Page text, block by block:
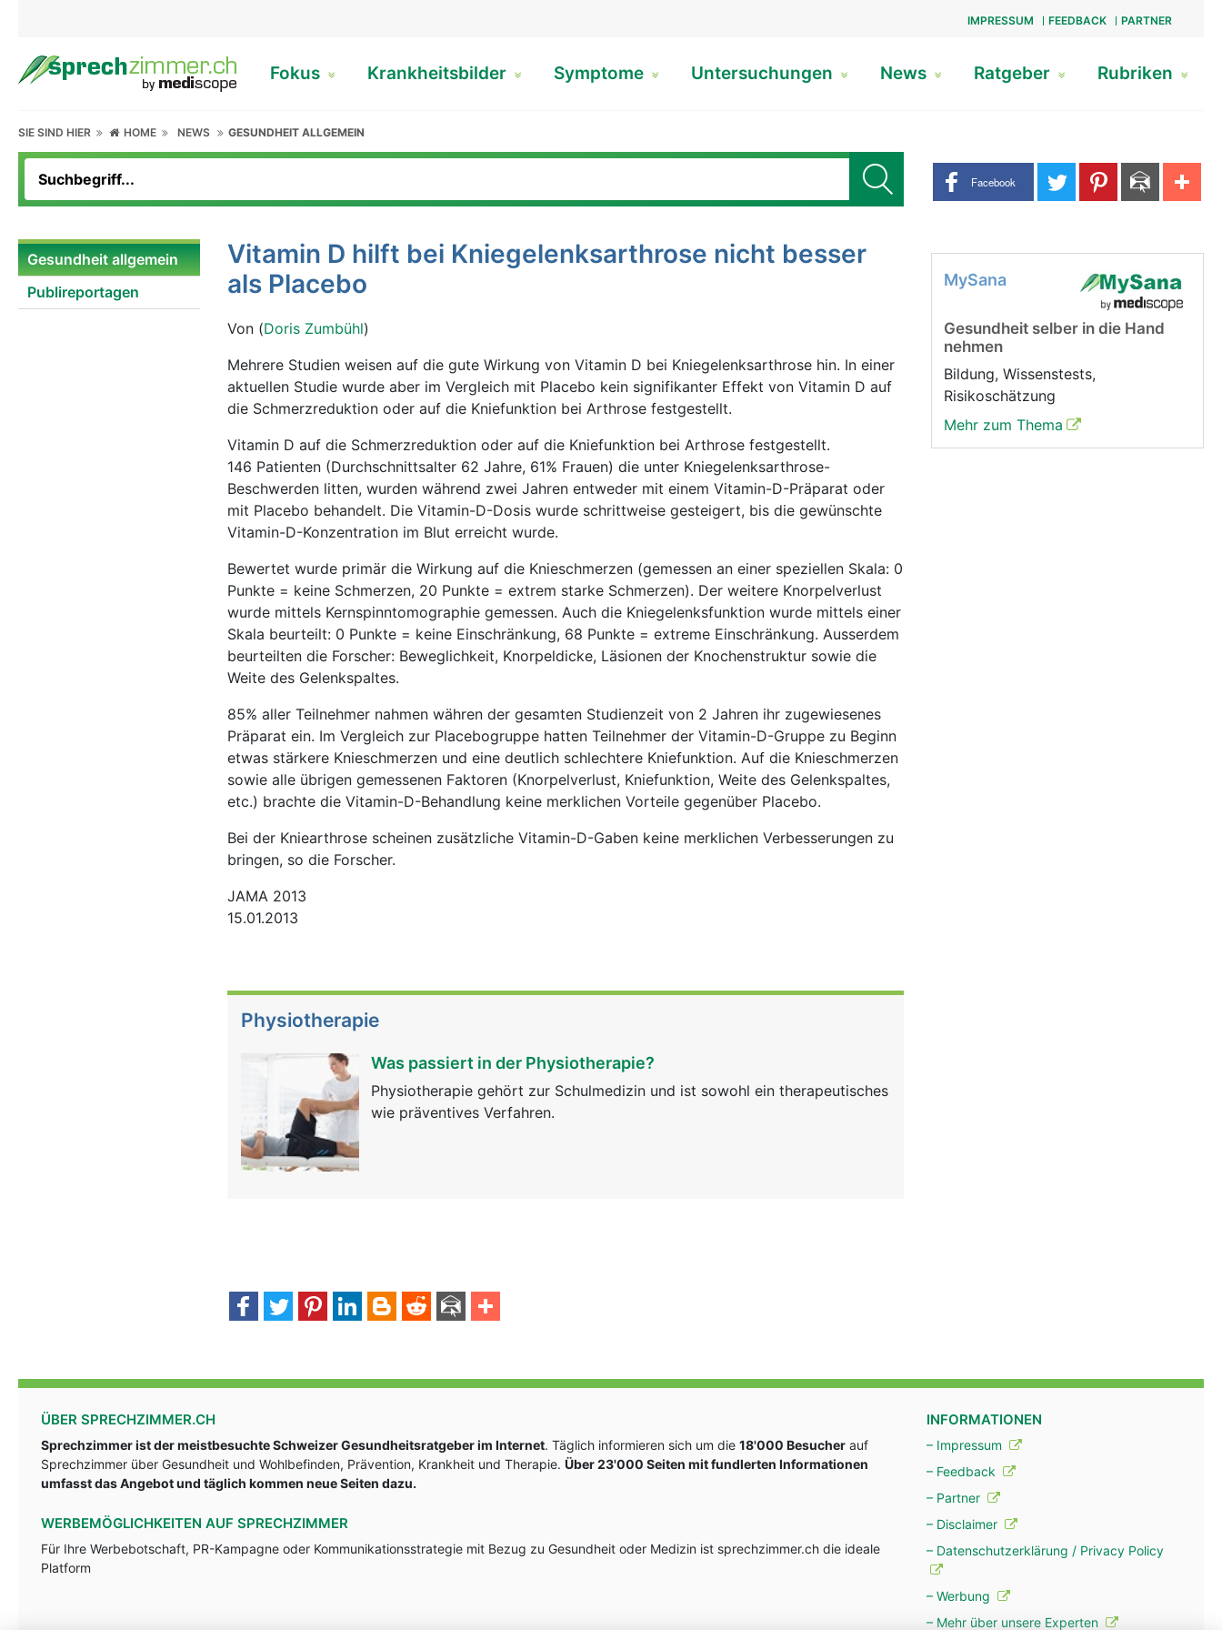
IMPRESSUM FEEDBACK PARTNER
Fokus Krankheitsbilder Symptome Untersuchungen News Ratgeber Rubriken
SIE SIND HIER HOME NEWS GESUNDHEIT ALLGEMEIN
Share buttons
Facebook
Gesundheit allgemein
Publireportagen
Vitamin D hilft bei Kniegelenksarthrose nicht besser
als Placebo
Von (Doris Zumbühl)
Mehrere Studien weisen auf die gute Wirkung von Vitamin D bei Kniegelenksarthrose hin. In einer
aktuellen Studie wurde aber im Vergleich mit Placebo kein signifikanter Effekt von Vitamin D auf
die Schmerzreduktion oder auf die Kniefunktion bei Arthrose festgestellt.
Vitamin D auf die Schmerzreduktion oder auf die Kniefunktion bei Arthrose festgestellt.
146 Patienten (Durchschnittsalter 62 Jahre, 61% Frauen) die unter Kniegelenksarthrose-
Beschwerden litten, wurden während zwei Jahren entweder mit einem Vitamin-D-Präparat oder
mit Placebo behandelt. Die Vitamin-D-Dosis wurde schrittweise gesteigert, bis die gewünschte
Vitamin-D-Konzentration im Blut erreicht wurde.
Bewertet wurde primär die Wirkung auf die Knieschmerzen (gemessen an einer speziellen Skala: 0
Punkte = keine Schmerzen, 20 Punkte = extrem starke Schmerzen). Der weitere Knorpelverlust
wurde mittels Kernspinntomographie gemessen. Auch die Kniegelenksfunktion wurde mittels einer
Skala beurteilt: 0 Punkte = keine Einschränkung, 68 Punkte = extreme Einschränkung. Ausserdem
beurteilten die Forscher: Beweglichkeit, Knorpeldicke, Läsionen der Knochenstruktur sowie die
Weite des Gelenkspaltes.
85% aller Teilnehmer nahmen währen der gesamten Studienzeit von 2 Jahren ihr zugewiesenes
Präparat ein. Im Vergleich zur Placebogruppe hatten Teilnehmer der Vitamin-D-Gruppe zu Beginn
etwas stärkere Knieschmerzen und eine deutlich schlechtere Kniefunktion. Auf die Knieschmerzen
sowie alle übrigen gemessenen Faktoren (Knorpelverlust, Kniefunktion, Weite des Gelenkspaltes,
etc.) brachte die Vitamin-D-Behandlung keine merklichen Vorteile gegenüber Placebo.
Bei der Kniearthrose scheinen zusätzliche Vitamin-D-Gaben keine merklichen Verbesserungen zu
bringen, so die Forscher.
JAMA 2013
15.01.2013
Physiotherapie
Was passiert in der Physiotherapie?
Physiotherapie gehört zur Schulmedizin und ist sowohl ein therapeutisches
wie präventives Verfahren.
MySana
Gesundheit selber in die Hand
nehmen
Bildung, Wissenstests,
Risikoschätzung
Mehr zum Thema
ÜBER SPRECHZIMMER.CH
Sprechzimmer ist der meistbesuchte Schweizer Gesundheitsratgeber im Internet. Täglich informieren sich um die 18'000 Besucher auf
Sprechzimmer über Gesundheit und Wohlbefinden, Prävention, Krankheit und Therapie. Über 23'000 Seiten mit fundlerten Informationen
umfasst das Angebot und täglich kommen neue Seiten dazu.
WERBEMÖGLICHKEITEN AUF SPRECHZIMMER
Für Ihre Werbebotschaft, PR-Kampagne oder Kommunikationsstrategie mit Bezug zu Gesundheit oder Medizin ist sprechzimmer.ch die ideale
Platform
INFORMATIONEN
– Impressum
– Feedback
– Partner
– Disclaimer
– Datenschutzerklärung / Privacy Policy
– Werbung
– Mehr über unsere Experten